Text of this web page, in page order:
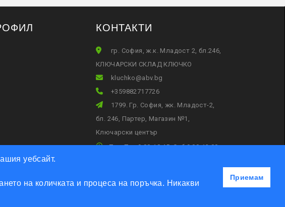
уебсайт.
на количката и процеса на поръчка. Никакви
Приемам
КОНТАКТИ
гр. София, ж.к. Младост 2, бл.246,
КЛЮЧАРСКИ СКЛАД КЛЮЧКО
gb.vba@okhculk
+359882717726
1799. Гр. София, жк. Младост-2,
бл. 246, Партер, Магазин №1,
Ключарски център
Пон-Пет 9:00-18:45, Съб:9:00-13:00